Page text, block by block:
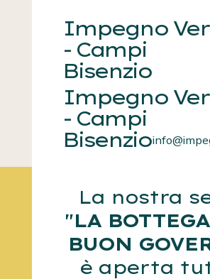
Impegno
- Campi
Bisenzio
Impegno
- Campi
Bisenzio
La nostra
"LA
BUON
è aperta